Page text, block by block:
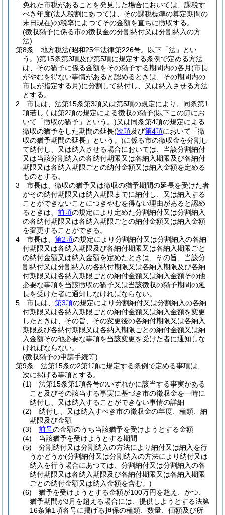
免れた市税があることを発見した場合においては、課税す
べき年度(法人税割にあつては、その課税標準の算定期間の
末日現在)の税率によつてその金額を直ちに徴収する。
(徴収猶予に係る市の徴収金の分割納付又は分割納入の方
法)
第8条
地方税法(昭和25年法律第226号。以下「法」とい
う。)第15条第3項及び第5項に規定する条例で定める方法
は、その猶予に係る金額をその猶予する期間内の各月(市長
がやむを得ない事情があると認めるときは、その期間内の
市長が指定する月)に分割して納付し、又は納入させる方法
とする。
2
市長は、法第15条第3項又は第5項の規定により、同条第1
項若しくは第2項の規定による徴収の猶予(以下この節にお
いて「徴収の猶予」という。)又は同条第4項の規定による
徴収の猶予をした期間の延長(次項及び第4項において「徴
収の猶予期間の延長」という。)に係る市の徴収金を分割し
て納付し、又は納入させる場合においては、当該分割納付
又は当該分割納入の各納付期限又は各納入期限及び各納付
期限又は各納入期限ごとの納付金額又は納入金額を定める
ものとする。
3
市長は、徴収の猶予又は徴収の猶予期間の延長を受けた者
がその納付期限又は納入期限までに納付し、又は納入する
ことができないことにつきやむを得ない理由があると認め
るときは、 前項の規定により定めた分割納付又は分割納入
の各納付期限又は各納入期限ごとの納付金額又は納入金額
を変更することができる。
4
市長は、 第2項の規定により分割納付又は分割納入の各納
付期限又は各納入期限及び各納付期限又は各納入期限ごと
の納付金額又は納入金額を定めたときは、その旨、当該分
割納付又は分割納入の各納付期限又は各納入期限及び各納
付期限又は各納入期限ごとの納付金額又は納入金額その他
必要な事項を当該徴収の猶予又は当該徴収の猶予期間の延
長を受けた者に通知しなければならない。
5
市長は、 第3項の規定により分割納付又は分割納入の各納
付期限又は各納入期限ごとの納付金額又は納入金額を変更
したときは、その旨、その変更後の各納付期限又は各納入
期限及び各納付期限又は各納入期限ごとの納付金額又は納
入金額その他必要な事項を当該変更を受けた者に通知しな
ければならない。
(徴収猶予の申請手続等)
第9条
法第15条の2第1項に規定する条例で定める事項は、
次に掲げる事項とする。
(1)
法第15条第1項各号のいずれかに該当する事実がある
こと及びその該当する事実に基づき市の徴収金を一時に
納付し、又は納入することができない事情の詳細
(2)
納付し、又は納入すべき市の徴収金の年度、種類、納
期限及び金額
(3)
前号の金額のうち当該猶予を受けようとする金額
(4)
当該猶予を受けようとする期間
(5)
分割納付又は分割納入の方法により納付又は納入を行
うかどうか(分割納付又は分割納入の方法により納付又は
納入を行う場合にあつては、分割納付又は分割納入の各
納付期限又は各納入期限及び各納付期限又は各納入期限
ごとの納付金額又は納入金額を含む。)
(6)
猶予を受けようとする金額が100万円を超え、かつ、
猶予期間が3月を超える場合には、提供しようとする法第
16条第1項各号に掲げる担保の種類、数量、価額及び所